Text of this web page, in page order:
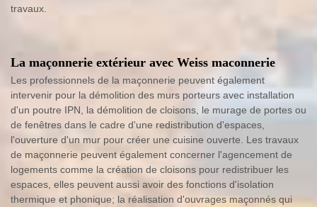
travaux.
La maçonnerie extérieur avec Weiss maconnerie
Les professionnels de la maçonnerie peuvent également
intervenir pour la démolition des murs porteurs avec installation
d'un poutre IPN, la démolition de cloisons, le murage de portes ou
de fenêtres dans le cadre d'une redistribution d'espaces,
l'ouverture d'un mur pour créer une cuisine ouverte. Les travaux
de maçonnerie peuvent également concerner l'agencement de
logements comme la création de cloisons pour redistribuer les
espaces, elles peuvent aussi avoir des fonctions d'isolation
thermique et phonique; la réalisation d'ouvrages maçonnés qui